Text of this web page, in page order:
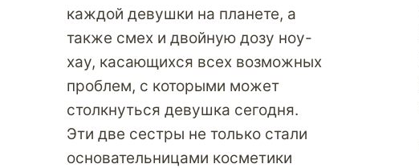
каждой девушки на планете, а
также смех и двойную дозу ноу-
хау, касающихся всех возможных
проблем, с которыми может
столкнуться девушка сегодня.
Эти две сестры не только стали
основательницами косметики